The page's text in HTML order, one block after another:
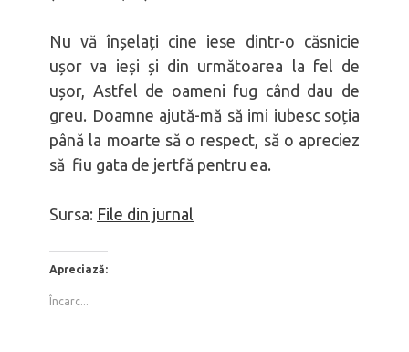
Nu vă înșelați cine iese dintr-o căsnicie
ușor va ieși și din următoarea la fel de
ușor, Astfel de oameni fug când dau de
greu. Doamne ajută-mă să imi iubesc soția
până la moarte să o respect, să o apreciez
să fiu gata de jertfă pentru ea.
Sursa: File din jurnal
Apreciază:
Încarc...